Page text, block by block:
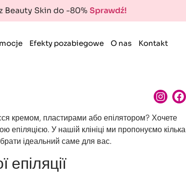
Beauty Skin do -80% Sprawdź!
Efekty pozabiegowe O nas Kontakt
кремом, пластирами або епілятором? Хочете
епіляцією. У нашій клініці ми пропонуємо кілька
ідеальний саме для вас.